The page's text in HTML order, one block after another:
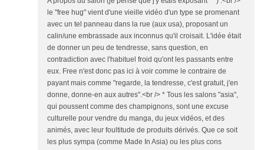
le "free hug" vient d'une vieille vidéo d'un type se promenant
avec un tel panneau dans la rue (aux usa), proposant un
calin/une embrassade aux inconnus qu'il croisait. L'idée était
de donner un peu de tendresse, sans question, en
contradiction avec l'habituel froid qu'ont les passants entre
eux. Free n'est donc pas ici à voir comme le contraire de
payant mais comme "regarde, la tendresse, c'est gratuit, j'en
donne, donne-en aux autres".<br /> * Tous les salons "asia",
qui poussent comme des champignons, sont une excuse
culturelle pour vendre du manga, du jeux vidéos, et des
animés, avec leur foultitude de produits dérivés. Que ce soit
les plus sympa (comme Made In Asia) ou les plus cons